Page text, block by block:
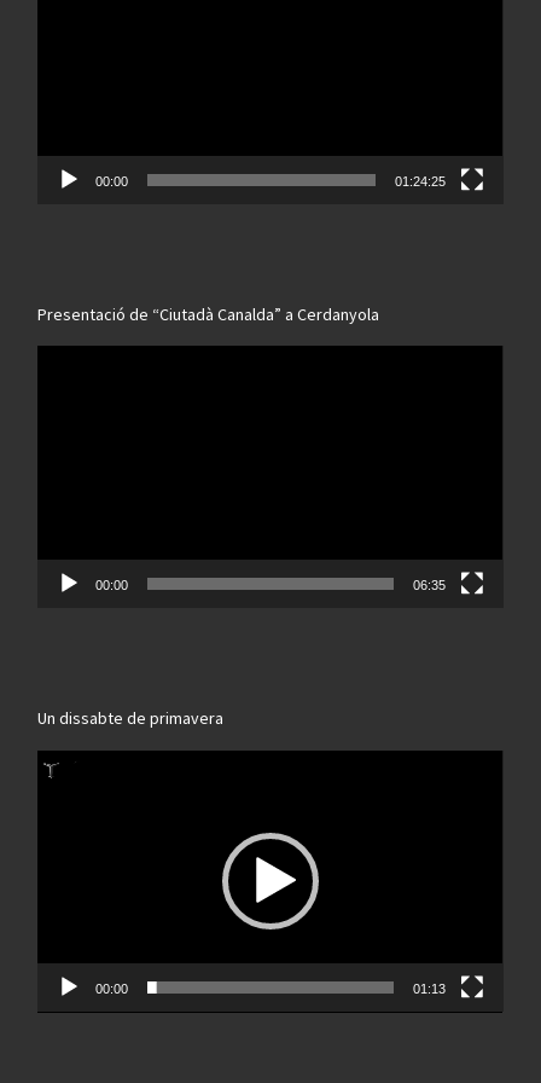
00:00 01:24:25
Presentació de “Ciutadà Canalda” a Cerdanyola
00:00 06:35
Un dissabte de primavera
Reproductor
de
00:00 01:13